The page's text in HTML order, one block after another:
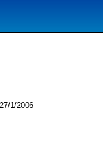
1/2006